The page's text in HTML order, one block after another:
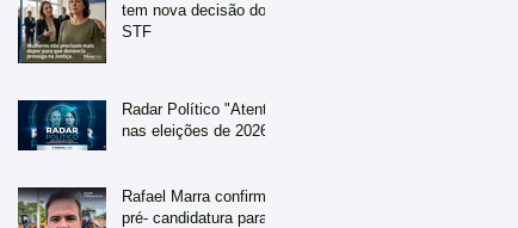
tem nova decisão do
STF
Radar Político "Atento
nas eleições de 2026"
Rafael Marra confirma
pré- candidatura para